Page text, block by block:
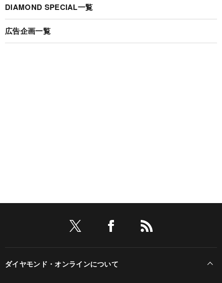
DIAMOND SPECIAL一覧
広告企画一覧
ダイヤモンド・オンラインについて